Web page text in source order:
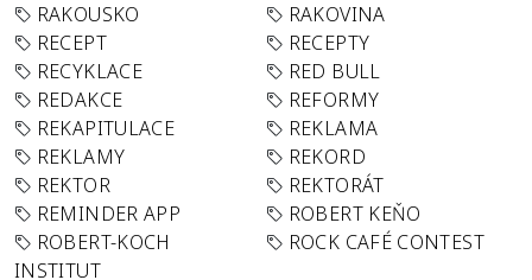
RAKOUSKO
RAKOVINA
RECEPT
RECEPTY
RECYKLACE
RED BULL
REDAKCE
REFORMY
REKAPITULACE
REKLAMA
REKLAMY
REKORD
REKTOR
REKTORÁT
REMINDER APP
ROBERT KEŇO
ROBERT-KOCH
INSTITUT
ROCK CAFÉ CONTEST